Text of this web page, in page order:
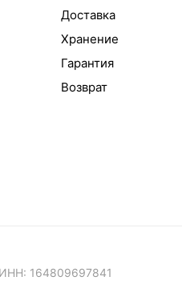
Доставка
Хранение
Гарантия
Возврат
164809697841